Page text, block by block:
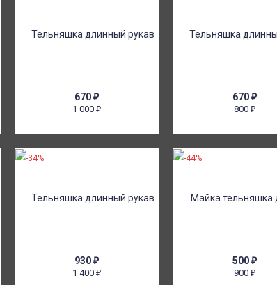
670₽
1 000 ₽
670₽
800₽
930₽
1 400 ₽
-34%
500₽
900₽
-44%